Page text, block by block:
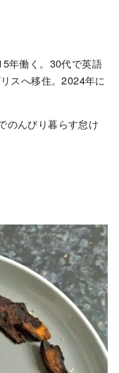
年働く。30代で英語
スへ移住。2024年に
のんびり暮らす怠け